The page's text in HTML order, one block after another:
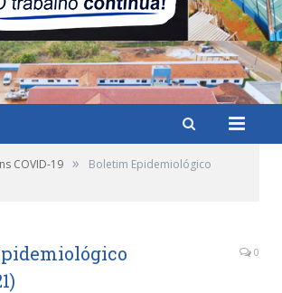
COVID-19 »
Boletim Epidemiológico
0